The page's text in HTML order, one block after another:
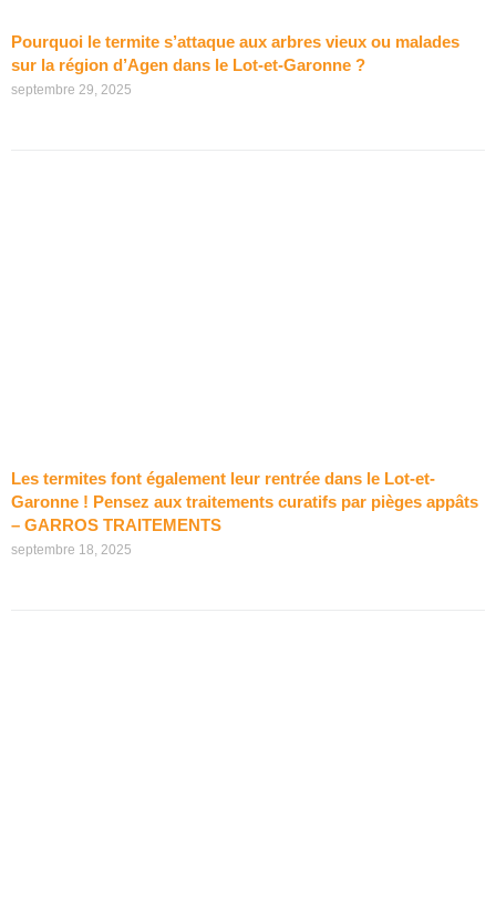
Pourquoi le termite s’attaque aux arbres vieux ou malades
sur la région d’Agen dans le Lot-et-Garonne ?
septembre 29, 2025
Les termites font également leur rentrée dans le Lot-et-
Garonne ! Pensez aux traitements curatifs par pièges appâts
– GARROS TRAITEMENTS
septembre 18, 2025